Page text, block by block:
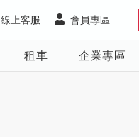
會員專區
線上客服
租車 企業專區